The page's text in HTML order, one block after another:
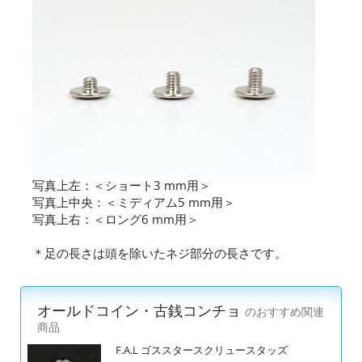
写真上左：＜ショート3 mm用＞
写真上中央：＜ミディアム5 mm用＞
写真上右：＜ロング6 mm用＞
＊足の長さは頭を除いたネジ部分の長さです。
オールドコイン・古銭コンチョ のおすすめ関連
商品
F.A.L ゴススタースクリュースタッズ